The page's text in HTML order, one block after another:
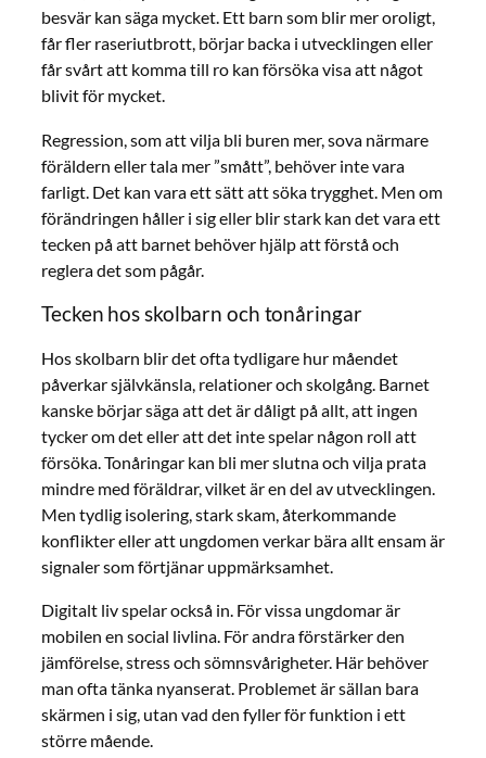
besvär kan säga mycket. Ett barn som blir mer oroligt,
får fler raseriutbrott, börjar backa i utvecklingen eller
får svårt att komma till ro kan försöka visa att något
blivit för mycket.
Regression, som att vilja bli buren mer, sova närmare
föräldern eller tala mer ”smått”, behöver inte vara
farligt. Det kan vara ett sätt att söka trygghet. Men om
förändringen håller i sig eller blir stark kan det vara ett
tecken på att barnet behöver hjälp att förstå och
reglera det som pågår.
Tecken hos skolbarn och tonåringar
Hos skolbarn blir det ofta tydligare hur måendet
påverkar självkänsla, relationer och skolgång. Barnet
kanske börjar säga att det är dåligt på allt, att ingen
tycker om det eller att det inte spelar någon roll att
försöka. Tonåringar kan bli mer slutna och vilja prata
mindre med föräldrar, vilket är en del av utvecklingen.
Men tydlig isolering, stark skam, återkommande
konflikter eller att ungdomen verkar bära allt ensam är
signaler som förtjänar uppmärksamhet.
Digitalt liv spelar också in. För vissa ungdomar är
mobilen en social livlina. För andra förstärker den
jämförelse, stress och sömnsvårigheter. Här behöver
man ofta tänka nyanserat. Problemet är sällan bara
skärmen i sig, utan vad den fyller för funktion i ett
större mående.